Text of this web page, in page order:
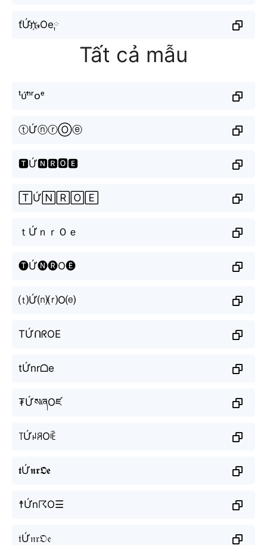
t́Ứn҉𝓇Oe༙
Tất cả mẫu
ᵗᴜ̛́ⁿʳᴏᵉ
ⓣỨⓝⓡⓄⓔ
🆃Ứ🅽🆁🅾🅴
🅃Ứ🄽🅁🄾🄴
ｔỨｎｒＯｅ
🅣Ứ🅝🅡O🅔
⒯Ứ⒩⒭O⒠
TỨᑎᖇOE
tỨnrᗝe
₮ỨསཞOཛ
꓄ỨꈤꋪOꍟ
𝖙Ứ𝖓𝖗𝕺𝖊
☨Ứn☈O☰
𝔱Ứ𝔫𝔯𝔒𝔢